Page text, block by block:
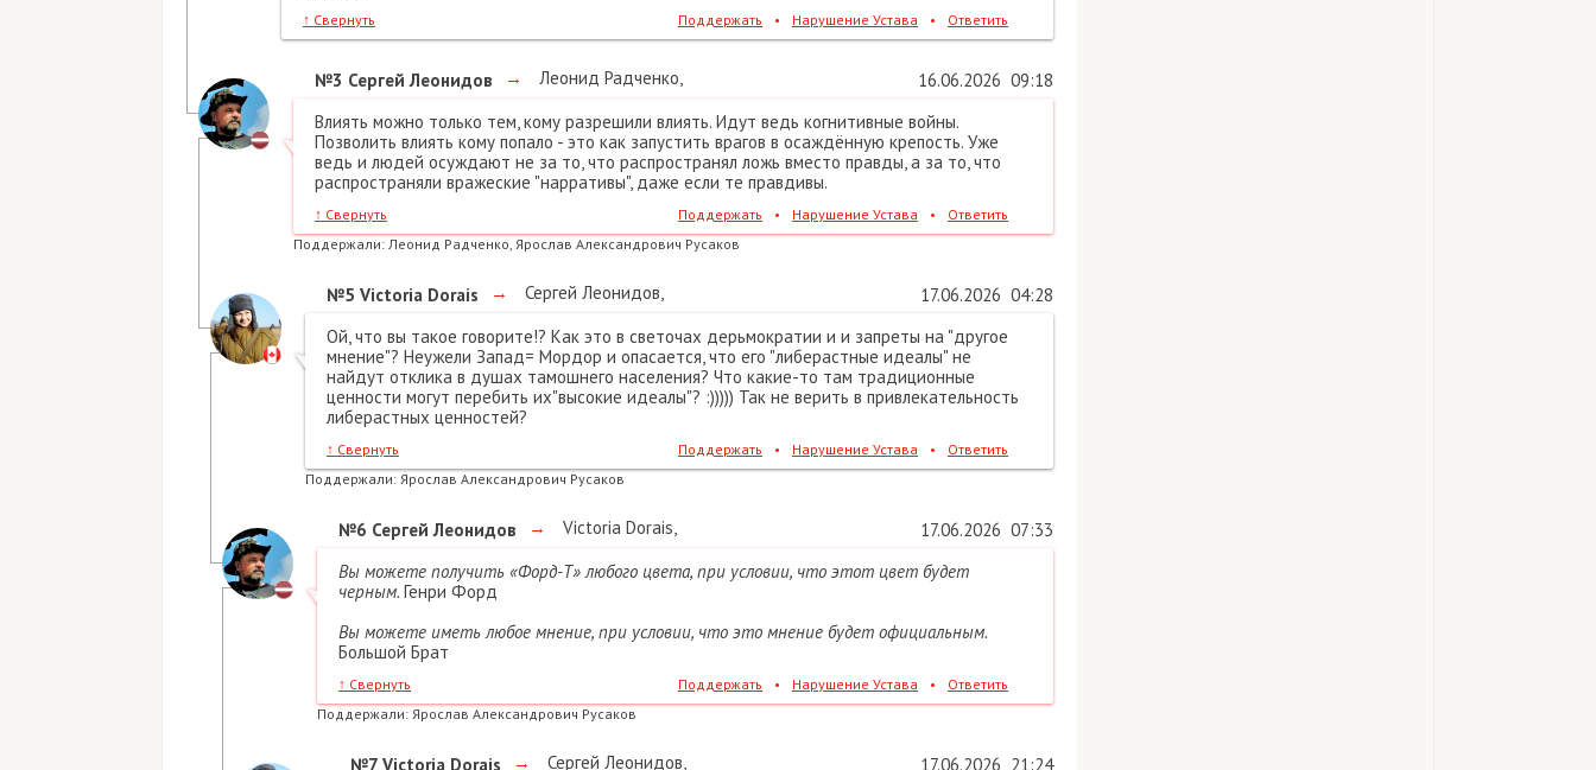
↑ Свернуть Поддержать • Нарушение Устава • Ответить
№3 Сергей Леонидов → Леонид Радченко, 16.06.2026 09:18
Влиять можно только тем, кому разрешили влиять. Идут ведь когнитивные войны.
Позволить влиять кому попало - это как запустить врагов в осаждённую крепость. Уже
ведь и людей осуждают не за то, что распространял ложь вместо правды, а за то, что
распространяли вражеские "нарративы", даже если те правдивы.
↑ Свернуть Поддержать • Нарушение Устава •
Ответить
Поддержали: Леонид Радченко, Ярослав Александрович Русаков
№5 Victoria Dorais → Сергей Леонидов, 17.06.2026 04:28
Ой, что вы такое говорите!? Как это в светочах дерьмократии и и запреты на "другое
мнение"? Неужели Запад= Мордор и опасается, что его "либерастные идеалы" не
найдут отклика в душах тамошнего населения? Что какие-то там традиционные
ценности могут перебить их"высокие идеалы"? :))))) Так не верить в привлекательность
либерастных ценностей?
↑ Свернуть Поддержать • Нарушение Устава •
Ответить
Поддержали: Ярослав Александрович Русаков
№6 Сергей Леонидов → Victoria Dorais, 17.06.2026 07:33
Вы можете получить «Форд-Т» любого цвета, при условии, что этот цвет будет
черным. Генри Форд
Вы можете иметь любое мнение, при условии, что это мнение будет официальным.
Большой Брат
↑ Свернуть Поддержать • Нарушение Устава •
Ответить
Поддержали: Ярослав Александрович Русаков
№7 Victoria Dorais → Сергей Леонидов, 17.06.2026 21:24